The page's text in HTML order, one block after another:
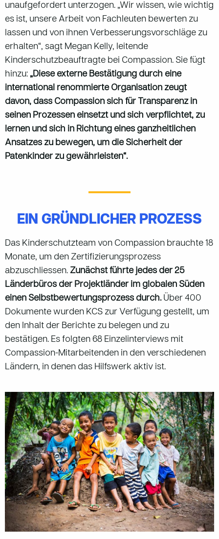
unaufgefordert unterzogen. „Wir wissen, wie wichtig
es ist, unsere Arbeit von Fachleuten bewerten zu
lassen und von ihnen Verbesserungsvorschläge zu
erhalten“, sagt Megan Kelly, leitende
Kinderschutzbeauftragte bei Compassion. Sie fügt
hinzu: „Diese externe Bestätigung durch eine
international renommierte Organisation zeugt
davon, dass Compassion sich für Transparenz in
seinen Prozessen einsetzt und sich verpflichtet, zu
lernen und sich in Richtung eines ganzheitlichen
Ansatzes zu bewegen, um die Sicherheit der
Patenkinder zu gewährleisten“.
EIN GRÜNDLICHER PROZESS
Das Kinderschutzteam von Compassion brauchte 18
Monate, um den Zertifizierungsprozess
abzuschliessen. Zunächst führte jedes der 25
Länderbüros der Projektländer im globalen Süden
einen Selbstbewertungsprozess durch.Über 400
Dokumente wurden KCS zur Verfügung gestellt, um
den Inhalt der Berichte zu belegen und zu
bestätigen. Es folgten 68 Einzelinterviews mit
Compassion-Mitarbeitenden in den verschiedenen
Ländern, in denen das Hilfswerk aktiv ist.